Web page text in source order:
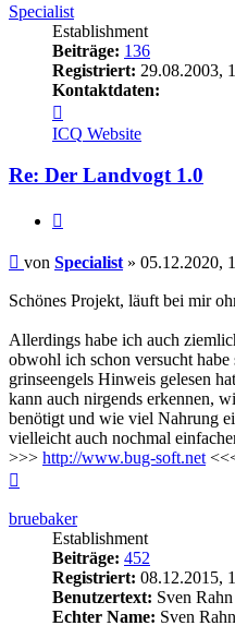
Specialist
Establishment
Beiträge: 136
Registriert: 29.08.2003,
Kontaktdaten:
von
Specialist
ICQ Website
Re: Der Landvogt 1.0
Beitrag
von Specialist » 05.12.2020,
Schönes Projekt, läuft bei mir
Allerdings habe ich auch
obwohl ich schon versucht habe
grinseengels Hinweis gelesen
kann auch nirgends erkennen,
benötigt und wie viel Nahrung
vielleicht auch nochmal
>>> http://www.bug-soft.net
bruebaker
Establishment
Beiträge: 452
Registriert: 08.12.2015,
Benutzertext: Sven Rahn
Echter Name: Sven Rahn